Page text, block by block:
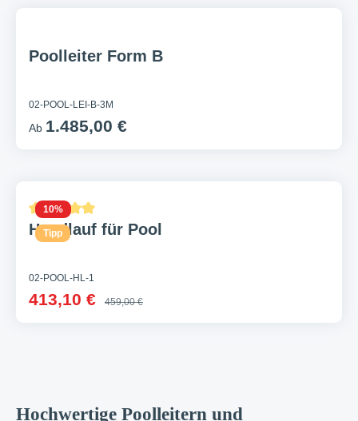
Poolleiter Form B
02-POOL-LEI-B-3M
Ab 1.485,00 €
10%
Tipp
Durchschnittliche Bewertung von 5 von 5 Sternen
Handlauf für Pool
02-POOL-HL-1
413,10 € 459,00 €
Hochwertige Poolleitern und